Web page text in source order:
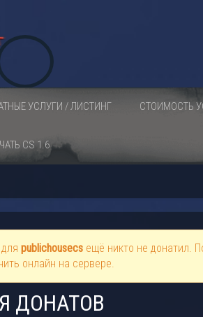
УСЛУГИ / ЛИСТИНГ СТОИМОСТЬ
CS 1.6
publichousecs ещё никто не донатил.
онлайн на сервере.
ДОНАТОВ